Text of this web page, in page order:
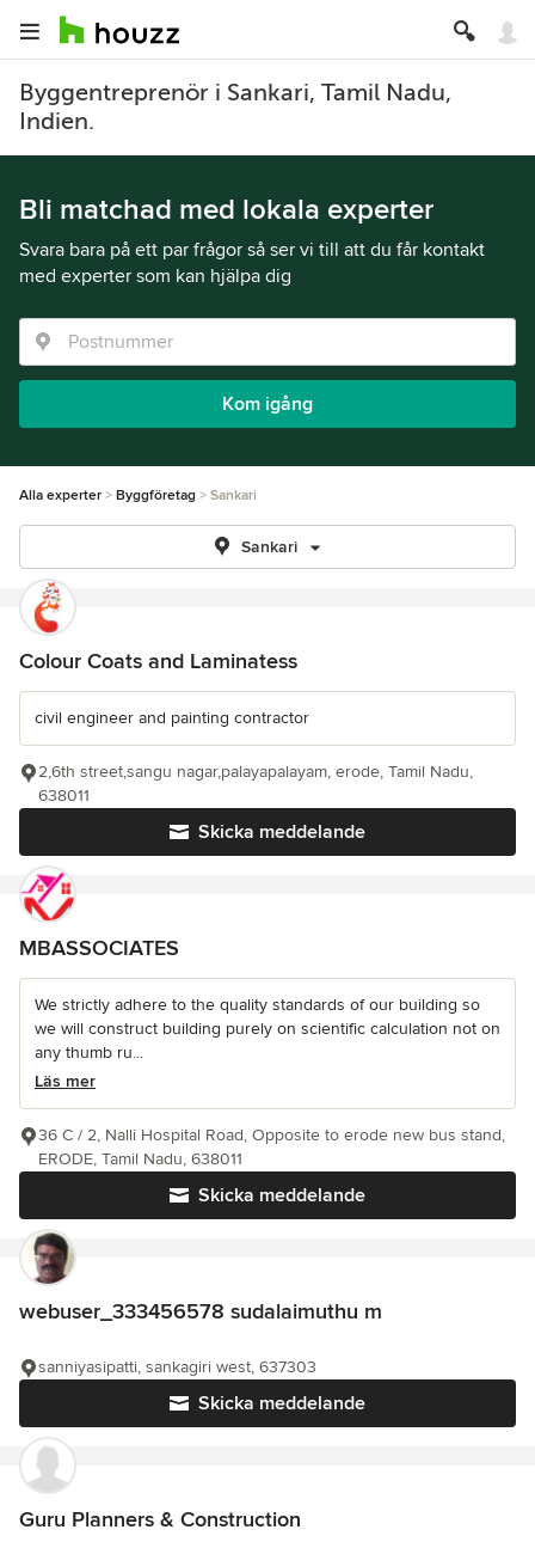
Byggentreprenör i Sankari, Tamil Nadu,
Indien.
Bli matchad med lokala experter
Svara bara på ett par frågor så ser vi till att du får kontakt
med experter som kan hjälpa dig
Kom igång
Alla experter Byggföretag Sankari
Sankari
Colour Coats and Laminatess
civil engineer and painting contractor
Skicka meddelande
2,6th street,sangu nagar,palayapalayam, erode, Tamil Nadu,
638011
MBASSOCIATES
We strictly adhere to the quality standards of our building so
we will construct building purely on scientific calculation not on
any thumb ru...
Läs mer
Skicka meddelande
36 C / 2, Nalli Hospital Road, Opposite to erode new bus stand,
ERODE, Tamil Nadu, 638011
webuser_333456578 sudalaimuthu m
Skicka meddelande
sanniyasipatti, sankagiri west, 637303
Guru Planners & Construction